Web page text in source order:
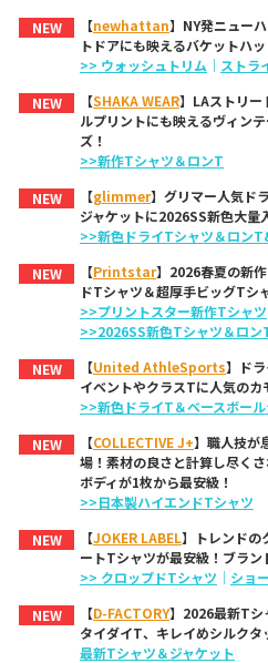
NEW
【newhattan】NY発ニュー
トドアにも映えるバケットハッ
>> ウォッシュトリム ｜ ストラ
NEW
【SHAKA WEAR】LAストリー
ルプリントにも映えるヴィン
ズ！
>>新作Tシャツ＆ロンT
NEW
【glimmer】グリマー人気ド
ジャケットに2026SS新色大量
>>新色ドライTシャツ＆ロン
NEW
【Printstar】2026春夏の新
ドTシャツ＆超厚手ビッグTシ
>>プリントスター新作Tシャツ
>>2026SS新色Tシャツ＆ロン
NEW
【United AthleSports】ド
イベントやクラスTに人気のカ
>>新色ドライT＆ベースボー
NEW
【COLLECTIVE J+】職人技が
場！素材の良さと計算し尽く
ボディが1枚から最安級！
>>日本製ハイエンドTシャツ
NEW
【JOKER LABEL】トレンドの
ートTシャツが最安級！ブラン
>> クロップドTシャツ ｜ ショ
NEW
【D-FACTORY】2026最新Tシ
タイダイT、キレイめシルクタ
最新Tシャツ＆ジャケット